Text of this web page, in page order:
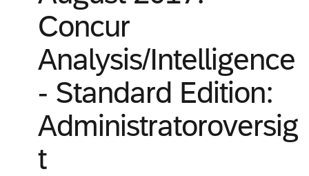
Concur
Analysis/Intelligence
- Standard Edition:
Administratoroversig
t